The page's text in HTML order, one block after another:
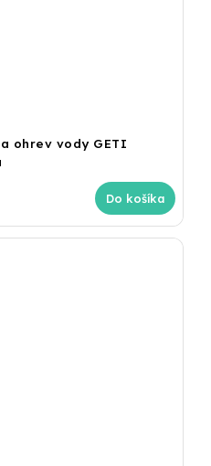
ohrev vody GETI
Do košíka